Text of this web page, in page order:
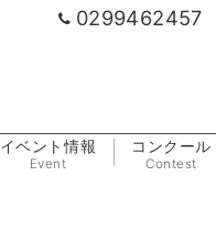
0299462457
イベント情報
Event
コンクール
Contest